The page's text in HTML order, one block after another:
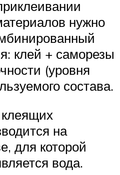
нужно
клей + саморезы
(уровня
состава.
на
для которой
вода.